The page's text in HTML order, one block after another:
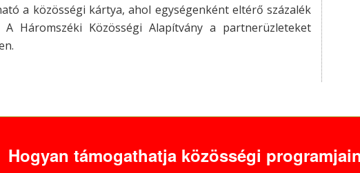
a közösségi kártya, ahol egységenként eltérő százalék
Háromszéki Közösségi Alapítvány a partnerüzleteket
Hogyan támogathatja közösségi